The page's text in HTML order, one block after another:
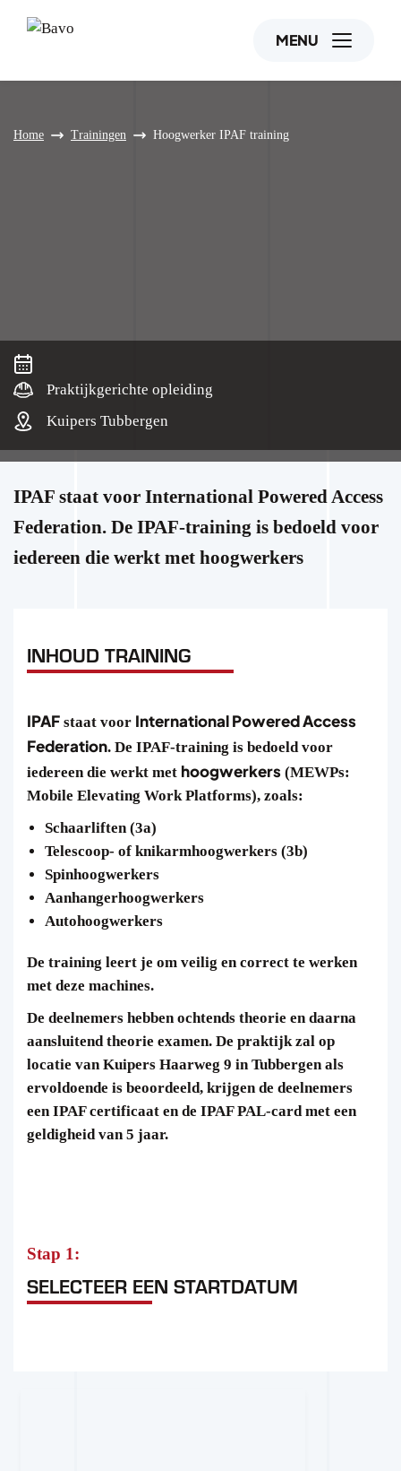
MENU
Home Trainingen Hoogwerker IPAF training
Praktijkgerichte opleiding
Kuipers Tubbergen
IPAF staat voor International Powered Access
Federation. De IPAF-training is bedoeld voor
iedereen die werkt met hoogwerkers
INHOUD TRAINING
IPAF staat voor International Powered Access
Federation. De IPAF-training is bedoeld voor
iedereen die werkt met hoogwerkers (MEWPs:
Mobile Elevating Work Platforms), zoals:
Schaarliften (3a)
Telescoop- of knikarmhoogwerkers (3b)
Spinhoogwerkers
Aanhangerhoogwerkers
Autohoogwerkers
De training leert je om veilig en correct te werken
met deze machines.
De deelnemers hebben ochtends theorie en daarna
aansluitend theorie examen. De praktijk zal op
locatie van Kuipers Haarweg 9 in Tubbergen als
ervoldoende is beoordeeld, krijgen de deelnemers
een IPAF certificaat en de IPAF PAL-card met een
geldigheid van 5 jaar.
Stap 1:
SELECTEER EEN STARTDATUM